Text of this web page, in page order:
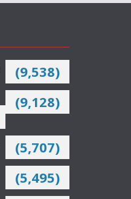
(9,538)
(9,128)
(5,707)
(5,495)